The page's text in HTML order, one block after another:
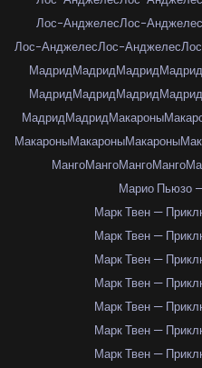
Лос-АнджелесЛос-Анджелес
Лос-АнджелесЛос-Анджелес
МадридМадридМадридМадрид
МадридМадридМадридМадрид
МадридМадридМакароны
МакароныМакароныМакароны
МангоМангоМангоМанго
Марио Пьюзо
Марк Твен —
Марк Твен —
Марк Твен —
Марк Твен —
Марк Твен —
Марк Твен —
Марк Твен —